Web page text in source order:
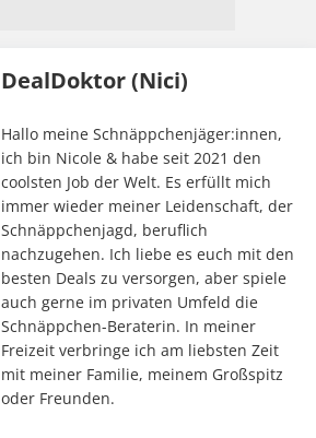
DealDoktor (Nici)
Hallo meine Schnäppchenjäger:innen,
ich bin Nicole & habe seit 2021 den
coolsten Job der Welt. Es erfüllt mich
immer wieder meiner Leidenschaft, der
Schnäppchenjagd, beruflich
nachzugehen. Ich liebe es euch mit den
besten Deals zu versorgen, aber spiele
auch gerne im privaten Umfeld die
Schnäppchen-Beraterin. In meiner
Freizeit verbringe ich am liebsten Zeit
mit meiner Familie, meinem Großspitz
oder Freunden.